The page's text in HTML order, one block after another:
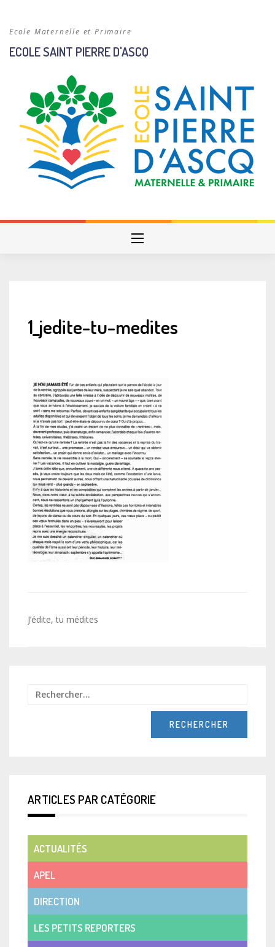
Ecole Maternelle et Primaire
ECOLE SAINT PIERRE D'ASCQ
1_jedite-tu-medites
Navigation
J’édite, tu médites
ARTICLES PAR CATÉGORIE
ACTUALITÉS
APEL
DIRECTION
LES PETITS REPORTERS